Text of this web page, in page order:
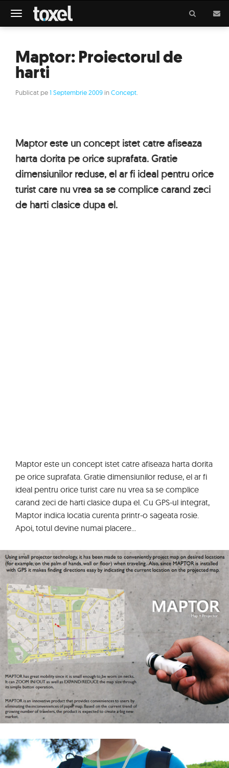
Meniu
Maptor: Proiectorul de
harti
Publicat pe1 Septembrie 2009 inConcept
Maptor este un concept istet catre afiseaza
harta dorita pe orice suprafata. Gratie
dimensiunilor reduse, el ar fi ideal pentru orice
turist care nu vrea sa se complice carand zeci
de harti clasice dupa el.
Maptor este un concept istet catre afiseaza harta dorita
pe orice suprafata. Gratie dimensiunilor reduse, el ar fi
ideal pentru orice turist care nu vrea sa se complice
carand zeci de harti clasice dupa el. Cu GPS-ul integrat,
Maptor indica locatia curenta printr-o sageata rosie.
Apoi, totul devine numai placere...